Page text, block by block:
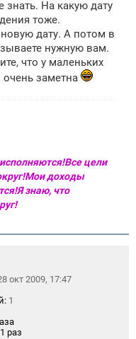
знать. На какую дату
тоже.
дату. А потом в
нужную вам.
что у маленьких
заметна
цели
доходы
знаю, что
окт 2009, 17:47
1
раз